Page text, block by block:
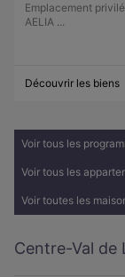
Emplacement
AELIA ...
Découvrir les biens
Voir tous les
Voir tous les
Voir toutes les
Centre-Val de